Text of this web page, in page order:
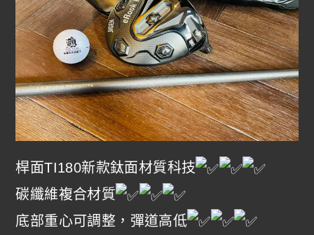
桿面TI180新款鈦面材質科技
碳纖維複合材質
底部重心可調整，彈道高低